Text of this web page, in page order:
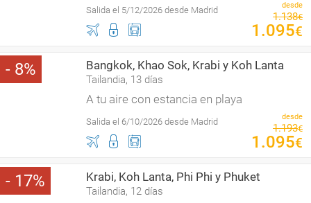
Salida el 5/12/2026 desde Madrid desde
1.138€
1 .095€
8 Bangkok, Khao Sok, Krabi y Koh Lanta
Tailandia, 13 días
A tu aire con estancia en playa
Salida el 6/10/2026 desde Madrid desde
1.193€
1 .095€
17 Krabi, Koh Lanta, Phi Phi y Phuket
Tailandia, 12 días